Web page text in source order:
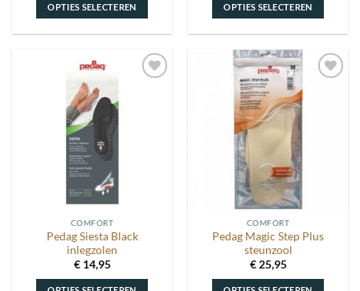
OPTIES SELECTEREN
heeft
variaties.
Deze
optie
kan
gekozen
worden
op
productpagina
OPTIES SELECTEREN
heeft
meerdere
variaties.
Deze
optie
gekozen
worden
op
de
productpagina
COMFORT
Pedag Siesta Black
inlegzolen
€14,95
Toevoegen
wenslijst
COMFORT
Pedag Magic Step Plus
steunzool
€25,95